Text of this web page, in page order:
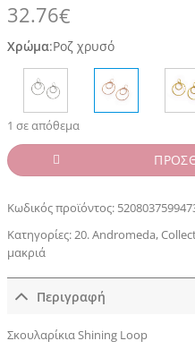
32.76€
Χρώμα:Ροζ χρυσό
1 σε απόθεμα
Κωδικός προϊόντος:
Κατηγορίες:20. Andromeda,
μακριά
Περιγραφή
Σκουλαρίκια Shining Loop